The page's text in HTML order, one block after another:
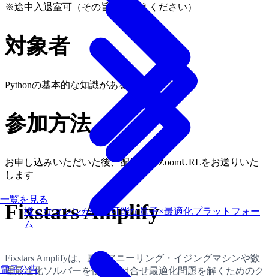
一覧を見る
様々なマシンが利用可能な量子×最適化プラットフォー
ム
電子公告
※途中入退室可（その旨をお伝えください）
対象者
Pythonの基本的な知識があるエンジニア
参加方法
お申し込みいただいた後、配信用のZoomURLをお送りいた
します
Fixstars Amplify
Fixstars Amplifyは、量子アニーリング・イジングマシンや数
理最適化ソルバーを使って組合せ最適化問題を解くためのク